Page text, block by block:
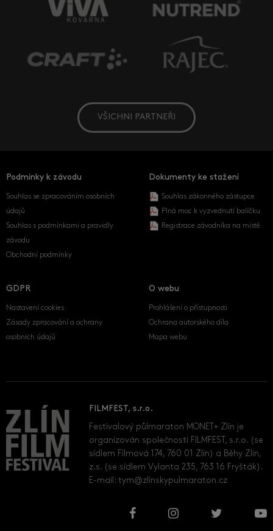
VŠICHNI PARTNEŘI
Podmínky k závodu
Souhlas se zpracováním osobních
údajů
Souhlas s podmínkami a pravidly
závodu
Obchodní podmínky
Dokumenty ke stažení
Souhlas zákonného zástupce
Plná moc k vyzvednutí balíčku
Registrace závodníka na místě
GDPR
Nastavení cookies
Zásady zpracování a ochrany
osobních údajů
O webu
Prohlášení o přístupnosti
Ochrana autorského díla
Mapa webu
FILMFEST, s.r.o.
Festivalový půlmaraton MONET+ Zlín je
organizován společností FILMFEST, s.r.o. (se
sídlem Filmová 174, 760 01 Zlín) a Běhy Zlín,
z.s. (se sídlem Vylanta 235, 763 16 Fryšták).
E-mail:tym@zlinskypulmaraton.cz